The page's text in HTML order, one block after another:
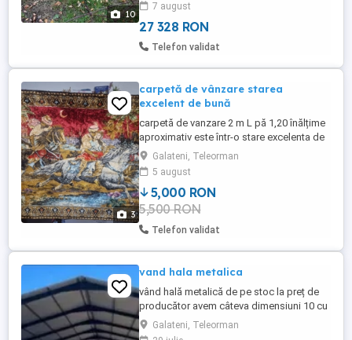
10
vacanta.Deschidere de 13,5ml ,stâlp de
curent langa gard în fața terenului. Terenul
7 august
27 328 RON
Telefon validat
3
carpetă de vânzare starea
excelent de bună
carpetă de vanzare 2 m L pă 1,20 înălțime
aproximativ este într-o stare excelenta de
bunăGalateni, Teleorman
5 august
5,000 RON
5,500 RON
Telefon validat
vand hala metalica
vând hală metalică de pe stoc la preț de
producător avem câteva dimensiuni 10 cu
șapte cu patru noastră și opt cu 15 cu trei
la streașină 10 cu 20 cu patru la streașină
Galateni, Teleorman